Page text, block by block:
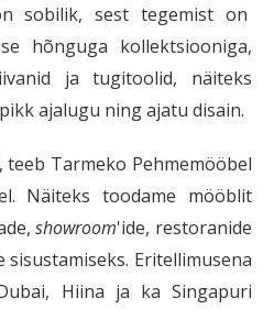
sobilik, sest tegemist on
hõnguga kollektsiooniga,
ja tugitoolid, näiteks
ajalugu ning ajatu disain.
Tarmeko Pehmemööbel
Näiteks toodame mööblit
showroom'ide, restoranide
Eritellimusena
Hiina ja ka Singapuri